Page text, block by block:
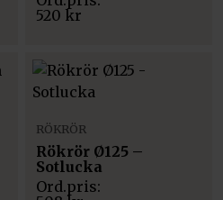
520 kr
RÖKRÖR
Rökrör Ø125 –
Sotlucka